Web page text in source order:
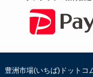
豊洲市場(いちば)ドットコ